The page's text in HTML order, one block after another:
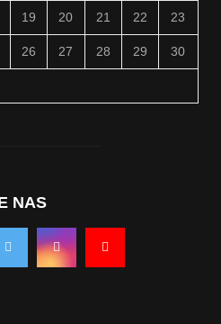
19 20 21 22 23
26 27 28 29 30
NAS